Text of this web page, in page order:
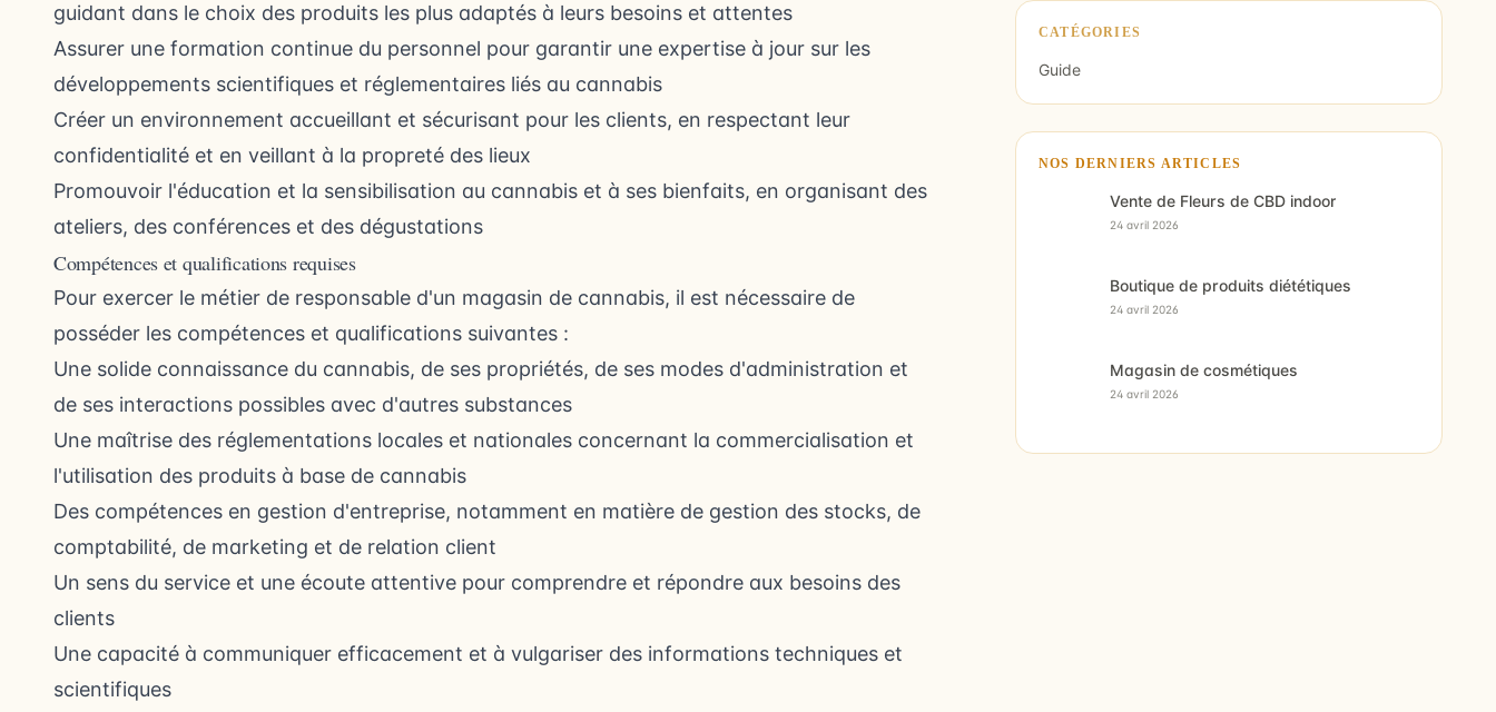
guidant dans le choix des produits les plus adaptés à leurs besoins et attentes
Assurer une formation continue du personnel pour garantir une expertise à jour sur les
développements scientifiques et réglementaires liés au cannabis
Créer un environnement accueillant et sécurisant pour les clients, en respectant leur
confidentialité et en veillant à la propreté des lieux
Promouvoir l'éducation et la sensibilisation au cannabis et à ses bienfaits, en organisant des
ateliers, des conférences et des dégustations
Compétences et qualifications requises
Pour exercer le métier de responsable d'un magasin de cannabis, il est nécessaire de
posséder les compétences et qualifications suivantes :
Une solide connaissance du cannabis, de ses propriétés, de ses modes d'administration et
de ses interactions possibles avec d'autres substances
Une maîtrise des réglementations locales et nationales concernant la commercialisation et
l'utilisation des produits à base de cannabis
Des compétences en gestion d'entreprise, notamment en matière de gestion des stocks, de
comptabilité, de marketing et de relation client
Un sens du service et une écoute attentive pour comprendre et répondre aux besoins des
clients
Une capacité à communiquer efficacement et à vulgariser des informations techniques et
scientifiques
CATÉGORIES
Guide
NOS DERNIERS ARTICLES
Vente de Fleurs de CBD indoor
24 avril 2026
Boutique de produits diététiques
24 avril 2026
Magasin de cosmétiques
24 avril 2026